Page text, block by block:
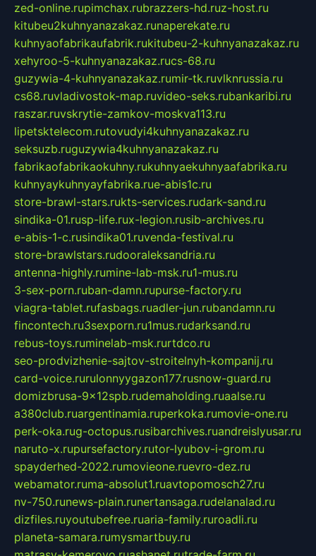
zed-online.rupimchax.rubrazzers-hd.ruz-host.ru
kitubeu2kuhnyanazakaz.runaperekate.ru
kuhnyaofabrikaufabrik.rukitubeu-2-kuhnyanazakaz.ru
xehyroo-5-kuhnyanazakaz.rucs-68.ru
guzywia-4-kuhnyanazakaz.rumir-tk.ruvlknrussia.ru
cs68.ruvladivostok-map.ruvideo-seks.rubankaribi.ru
raszar.ruvskrytie-zamkov-moskva113.ru
lipetsktelecom.rutovudyi4kuhnyanazakaz.ru
seksuzb.ruguzywia4kuhnyanazakaz.ru
fabrikaofabrikaokuhny.rukuhnyaekuhnyaafabrika.ru
kuhnyaykuhnyayfabrika.rue-abis1c.ru
store-brawl-stars.rukts-services.rudark-sand.ru
sindika-01.rusp-life.rux-legion.rusib-archives.ru
e-abis-1-c.rusindika01.ruvenda-festival.ru
store-brawlstars.rudooraleksandria.ru
antenna-highly.rumine-lab-msk.ru1-mus.ru
3-sex-porn.ruban-damn.rupurse-factory.ru
viagra-tablet.rufasbags.ruadler-jun.rubandamn.ru
fincontech.ru3sexporn.ru1mus.rudarksand.ru
rebus-toys.ruminelab-msk.rurtdco.ru
seo-prodvizhenie-sajtov-stroitelnyh-kompanij.ru
card-voice.rurulonnyygazon177.rusnow-guard.ru
domizbrusa-9x12spb.rudemaholding.ruaalse.ru
a380club.ruargentinamia.ruperkoka.rumovie-one.ru
perk-oka.rug-octopus.rusibarchives.ruandreislyusar.ru
naruto-x.rupursefactory.rutor-lyubov-i-grom.ru
spayderhed-2022.rumovieone.ruevro-dez.ru
webamator.ruma-absolut1.ruavtopomosch27.ru
nv-750.runews-plain.runertansaga.rudelanalad.ru
dizfiles.ruyoutubefree.ruaria-family.ruroadli.ru
planeta-samara.rumysmartbuy.ru